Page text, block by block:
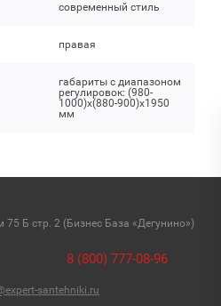
современный стиль
правая
габариты с диапазоном
регулировок: (980-
1000)x(880-900)x1950
мм
75 Б стр. 2 (Бизнес База «Дегунино»)
8 (800) 777-08-96
santehniki.ru